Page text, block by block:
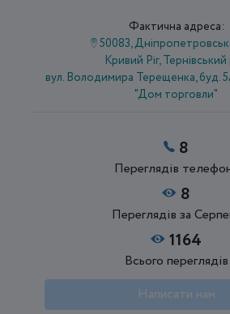
Фактична адреса:
50083,
Кривий Ріг,
вул. Володимира Терещенка, буд.
"Дом торговли"
8
Переглядів
8
Переглядів за
1164
Всього переглядів
Написати нам